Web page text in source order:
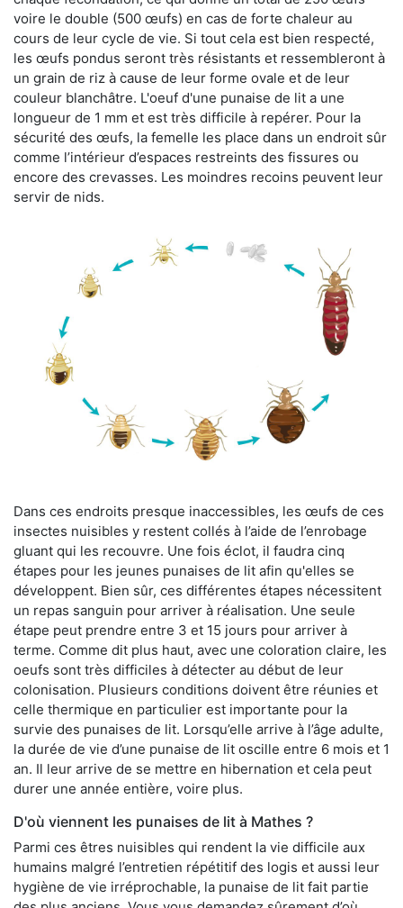
voire le double (500 œufs) en cas de forte chaleur au
cours de leur cycle de vie. Si tout cela est bien respecté,
les œufs pondus seront très résistants et ressembleront à
un grain de riz à cause de leur forme ovale et de leur
couleur blanchâtre. L'oeuf d'une punaise de lit a une
longueur de 1 mm et est très difficile à repérer. Pour la
sécurité des œufs, la femelle les place dans un endroit sûr
comme l’intérieur d’espaces restreints des fissures ou
encore des crevasses. Les moindres recoins peuvent leur
servir de nids.
Dans ces endroits presque inaccessibles, les œufs de ces
insectes nuisibles y restent collés à l’aide de l’enrobage
gluant qui les recouvre. Une fois éclot, il faudra cinq
étapes pour les jeunes punaises de lit afin qu'elles se
développent. Bien sûr, ces différentes étapes nécessitent
un repas sanguin pour arriver à réalisation. Une seule
étape peut prendre entre 3 et 15 jours pour arriver à
terme. Comme dit plus haut, avec une coloration claire, les
oeufs sont très difficiles à détecter au début de leur
colonisation. Plusieurs conditions doivent être réunies et
celle thermique en particulier est importante pour la
survie des punaises de lit. Lorsqu’elle arrive à l’âge adulte,
la durée de vie d’une punaise de lit oscille entre 6 mois et 1
an. Il leur arrive de se mettre en hibernation et cela peut
durer une année entière, voire plus.
D'où viennent les punaises de lit à Mathes ?
Parmi ces êtres nuisibles qui rendent la vie difficile aux
humains malgré l’entretien répétitif des logis et aussi leur
hygiène de vie irréprochable, la punaise de lit fait partie